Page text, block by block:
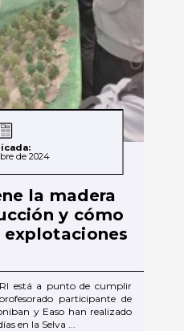
de 2024
la madera
y cómo
explotaciones
está a punto de cumplir
participante de
y Easo han realizado
en la Selva ...